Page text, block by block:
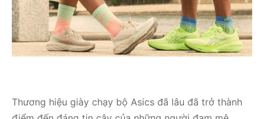
Thương hiệu giày chạy bộ Asics đã lâu đã trở thành